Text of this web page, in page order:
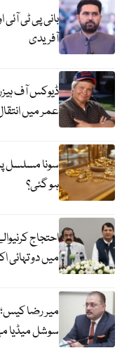
بانی پی ٹی
آفریدی
عمر میں
سونا مسلسل
ہو گئی؟
احتجاج
میں دو تہائی
میر رضا
سوشل میڈیا